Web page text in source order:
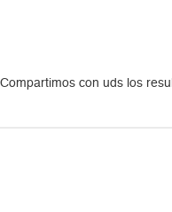
con uds los